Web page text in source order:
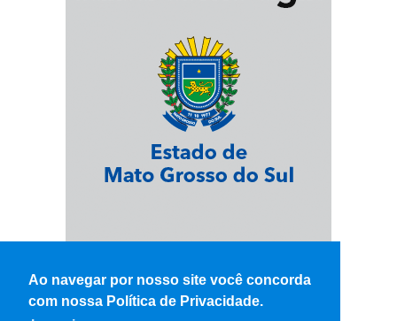
Ao navegar por nosso site você concorda
com nossa Política de Privacidade.